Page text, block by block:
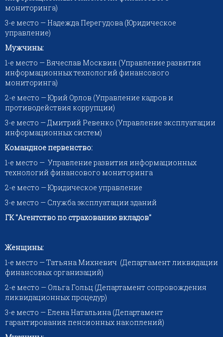
мониторинга)
3-е место — Надежда Перегудова (Юридическое
управление)
Мужчины:
1-е место — Вячеслав Москвин (Управление развития
информационных технологий финансового
мониторинга)
2-е место — Юрий Орлов (Управление кадров и
противодействия коррупции)
3-е место — Дмитрий Ревенко (Управление эксплуатации
информационных систем)
Командное первенство:
1-е место — Управление развития информационных
технологий финансового мониторинга
2-е место — Юридическое управление
3-е место — Служба эксплуатации зданий
ГК "Агентство по страхованию вкладов"
Женщины:
1-е место — Татьяна Михневич (Департамент ликвидации
финансовых организаций)
2-е место — Ольга Гольц (Департамент сопровождения
ликвидационных процедур)
3-е место — Елена Натальина (Департамент
гарантирования пенсионных накоплений)